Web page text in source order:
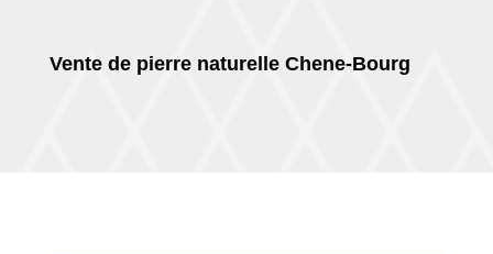
Vente de pierre naturelle Chene-Bourg